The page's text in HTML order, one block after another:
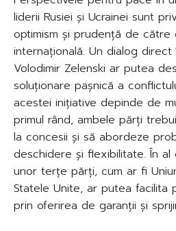
liderii Rusiei și Ucrainei sunt
optimism și prudență de către
internațională. Un dialog direct
Volodimir Zelenski ar putea
soluționare pașnică a
acestei inițiative depinde de
primul rând, ambele părți
la concesii și să abordeze
deschidere și flexibilitate. În al
unor terțe părți, cum ar fi
Statele Unite, ar putea facilita
prin oferirea de garanții și